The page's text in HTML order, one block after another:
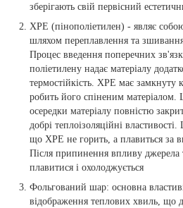
зберігають свій первісний
XPE (пінополіетилен) - являє
шляхом переплавлення та
Процес введення поперечних
поліетилену надає матеріалу
термостійкість. XPE має замкнуту
робить його спіненим матеріалом.
осередки матеріалу повністю
добрі теплоізоляційні
що ХРЕ не горить, а плавиться за
Після припинення впливу джерела
плавитися і охолоджується
Фольгований шар: основна
відображення теплових хвиль, що